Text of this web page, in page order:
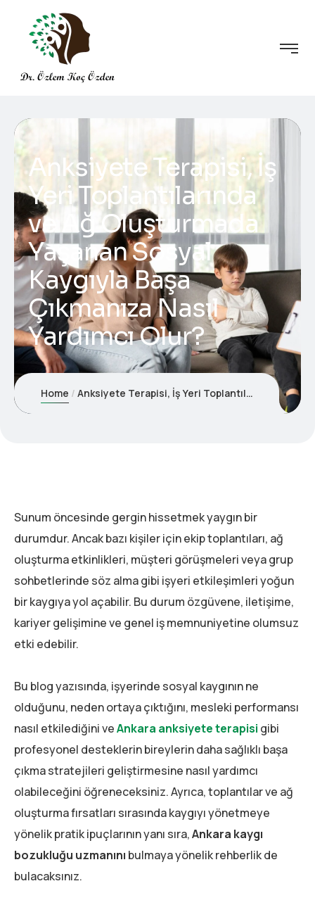
Anksiyete Terapisi, İş
Yeri Toplantılarında
ve Ağ Oluşturmada
Yaşanan Sosyal
Kaygıyla Başa
Çıkmanıza Nasıl
Yardımcı Olur?
Home Anksiyete Terapisi, İş Yeri Toplantılarında ve Ağ Oluşturmada Yaşanan Sosyal Kaygıyla Başa Çıkmanıza Nasıl Yardımcı Olur?
Sunum öncesinde gergin hissetmek yaygın bir
durumdur. Ancak bazı kişiler için ekip toplantıları, ağ
oluşturma etkinlikleri, müşteri görüşmeleri veya grup
sohbetlerinde söz alma gibi işyeri etkileşimleri yoğun
bir kaygıya yol açabilir. Bu durum özgüvene, iletişime,
kariyer gelişimine ve genel iş memnuniyetine olumsuz
etki edebilir.
Bu blog yazısında, işyerinde sosyal kaygının ne
olduğunu, neden ortaya çıktığını, mesleki performansı
nasıl etkilediğini veAnkara anksiyete terapisi gibi
profesyonel desteklerin bireylerin daha sağlıklı başa
çıkma stratejileri geliştirmesine nasıl yardımcı
olabileceğini öğreneceksiniz. Ayrıca, toplantılar ve ağ
oluşturma fırsatları sırasında kaygıyı yönetmeye
yönelik pratik ipuçlarının yanı sıra,Ankara kaygı
bozukluğu uzmanını bulmaya yönelik rehberlik de
bulacaksınız.